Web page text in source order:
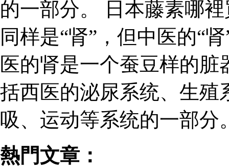
的一部分。 日本藤素哪
同样是“肾”，但中医的“
医的肾是一个蚕豆样的
括西医的泌尿系统、生殖
吸、运动等系统的一部
熱門文章：